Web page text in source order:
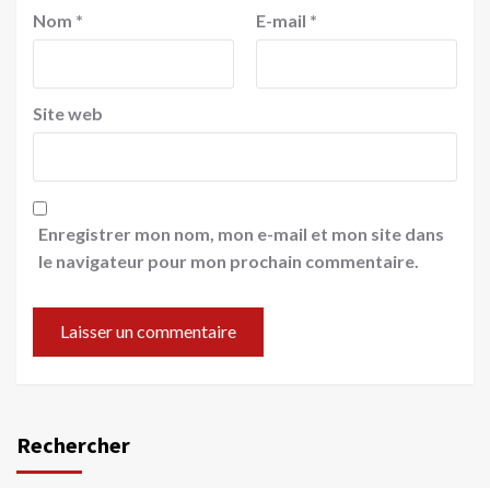
Nom * E-mail *
Site web
Enregistrer mon nom, mon e-mail et mon site dans
le navigateur pour mon prochain commentaire.
Rechercher